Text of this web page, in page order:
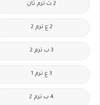
2 ث ترم ثان
2 ع ترم 2
3 ب ترم 2
3 ع ترم 1
4 ب ترم 2